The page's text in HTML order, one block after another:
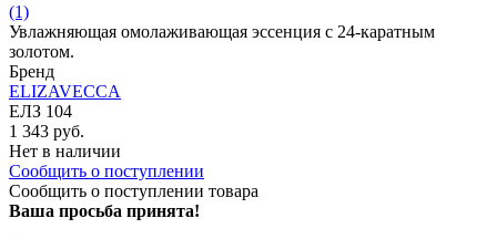
(1)
Увлажняющая омолаживающая эссенция с 24-каратным
золотом.
Бренд
ELIZAVECCA
ЕЛЗ 104
1 343 руб.
Нет в наличии
Сообщить о поступлении
Сообщить о поступлении товара
Ваша просьба принята!